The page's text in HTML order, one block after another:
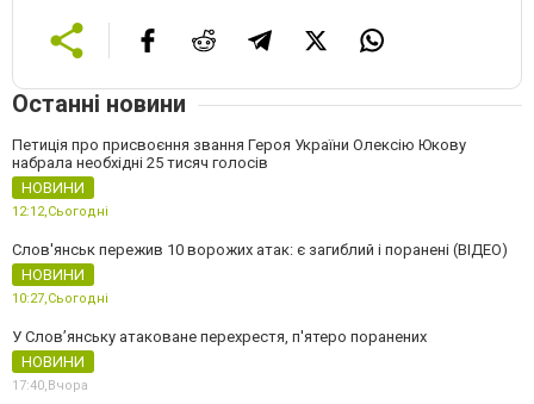
Останні новини
Петиція про присвоєння звання Героя України Олексію Юкову
набрала необхідні 25 тисяч голосів
НОВИНИ
12:12,Сьогодні
Слов'янськ пережив 10 ворожих атак: є загиблий і поранені (ВІДЕО)
НОВИНИ
10:27,Сьогодні
У Слов’янську атаковане перехрестя, п'ятеро поранених
НОВИНИ
17:40,Вчора